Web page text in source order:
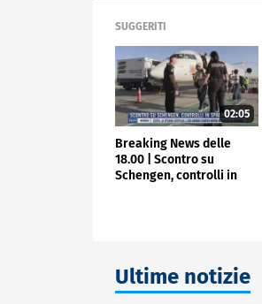
SUGGERITI
02:05
Breaking News delle
18.00 | Scontro su
Schengen, controlli in
Ultime notizie